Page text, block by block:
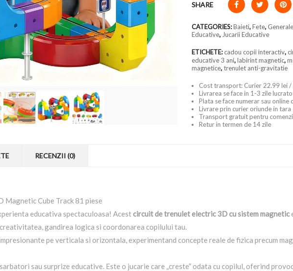
SHARE
CATEGORIES:Baieti,Fete, Generale
Educative, Jucarii Educative
ETICHETE:cadou copii interactiv,
educative 3 ani,labirint magnetic,
magnetice,trenulet anti-gravitatie
Cost transport: Curier 22.99 lei
Livrarea se face in 1-3 zile
Plata se face numerar sau online
Livrare prin curier oriunde in tara
Transport gratuit pentru
Retur in termen de 14 zile
RECENZII (0)
Cube Track 81 piese
educativa spectaculoasa! Acest circuit de trenulet electric 3D cu sistem magnetic
gandirea logica si coordonarea copilului tau.
pe verticala si orizontala, experimentand concepte reale de fizica precum
sau surprize educative. Este o jucarie care „creste” odata cu copilul, oferind